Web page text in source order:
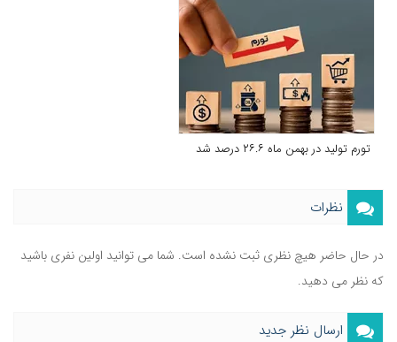
تورم تولید در بهمن ماه ۲۶.۶ درصد شد
نظرات
در حال حاضر هیچ نظری ثبت نشده است. شما می توانید اولین نفری باشید
که نظر می دهید.
ارسال نظر جدید